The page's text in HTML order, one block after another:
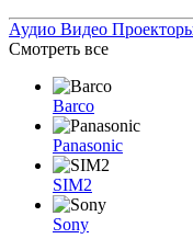
Аудио Видео
Смотреть все
Barco
Panasonic
SIM2
Sony